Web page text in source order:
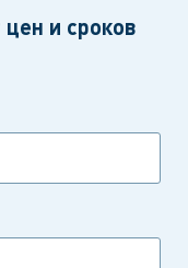
и сроков